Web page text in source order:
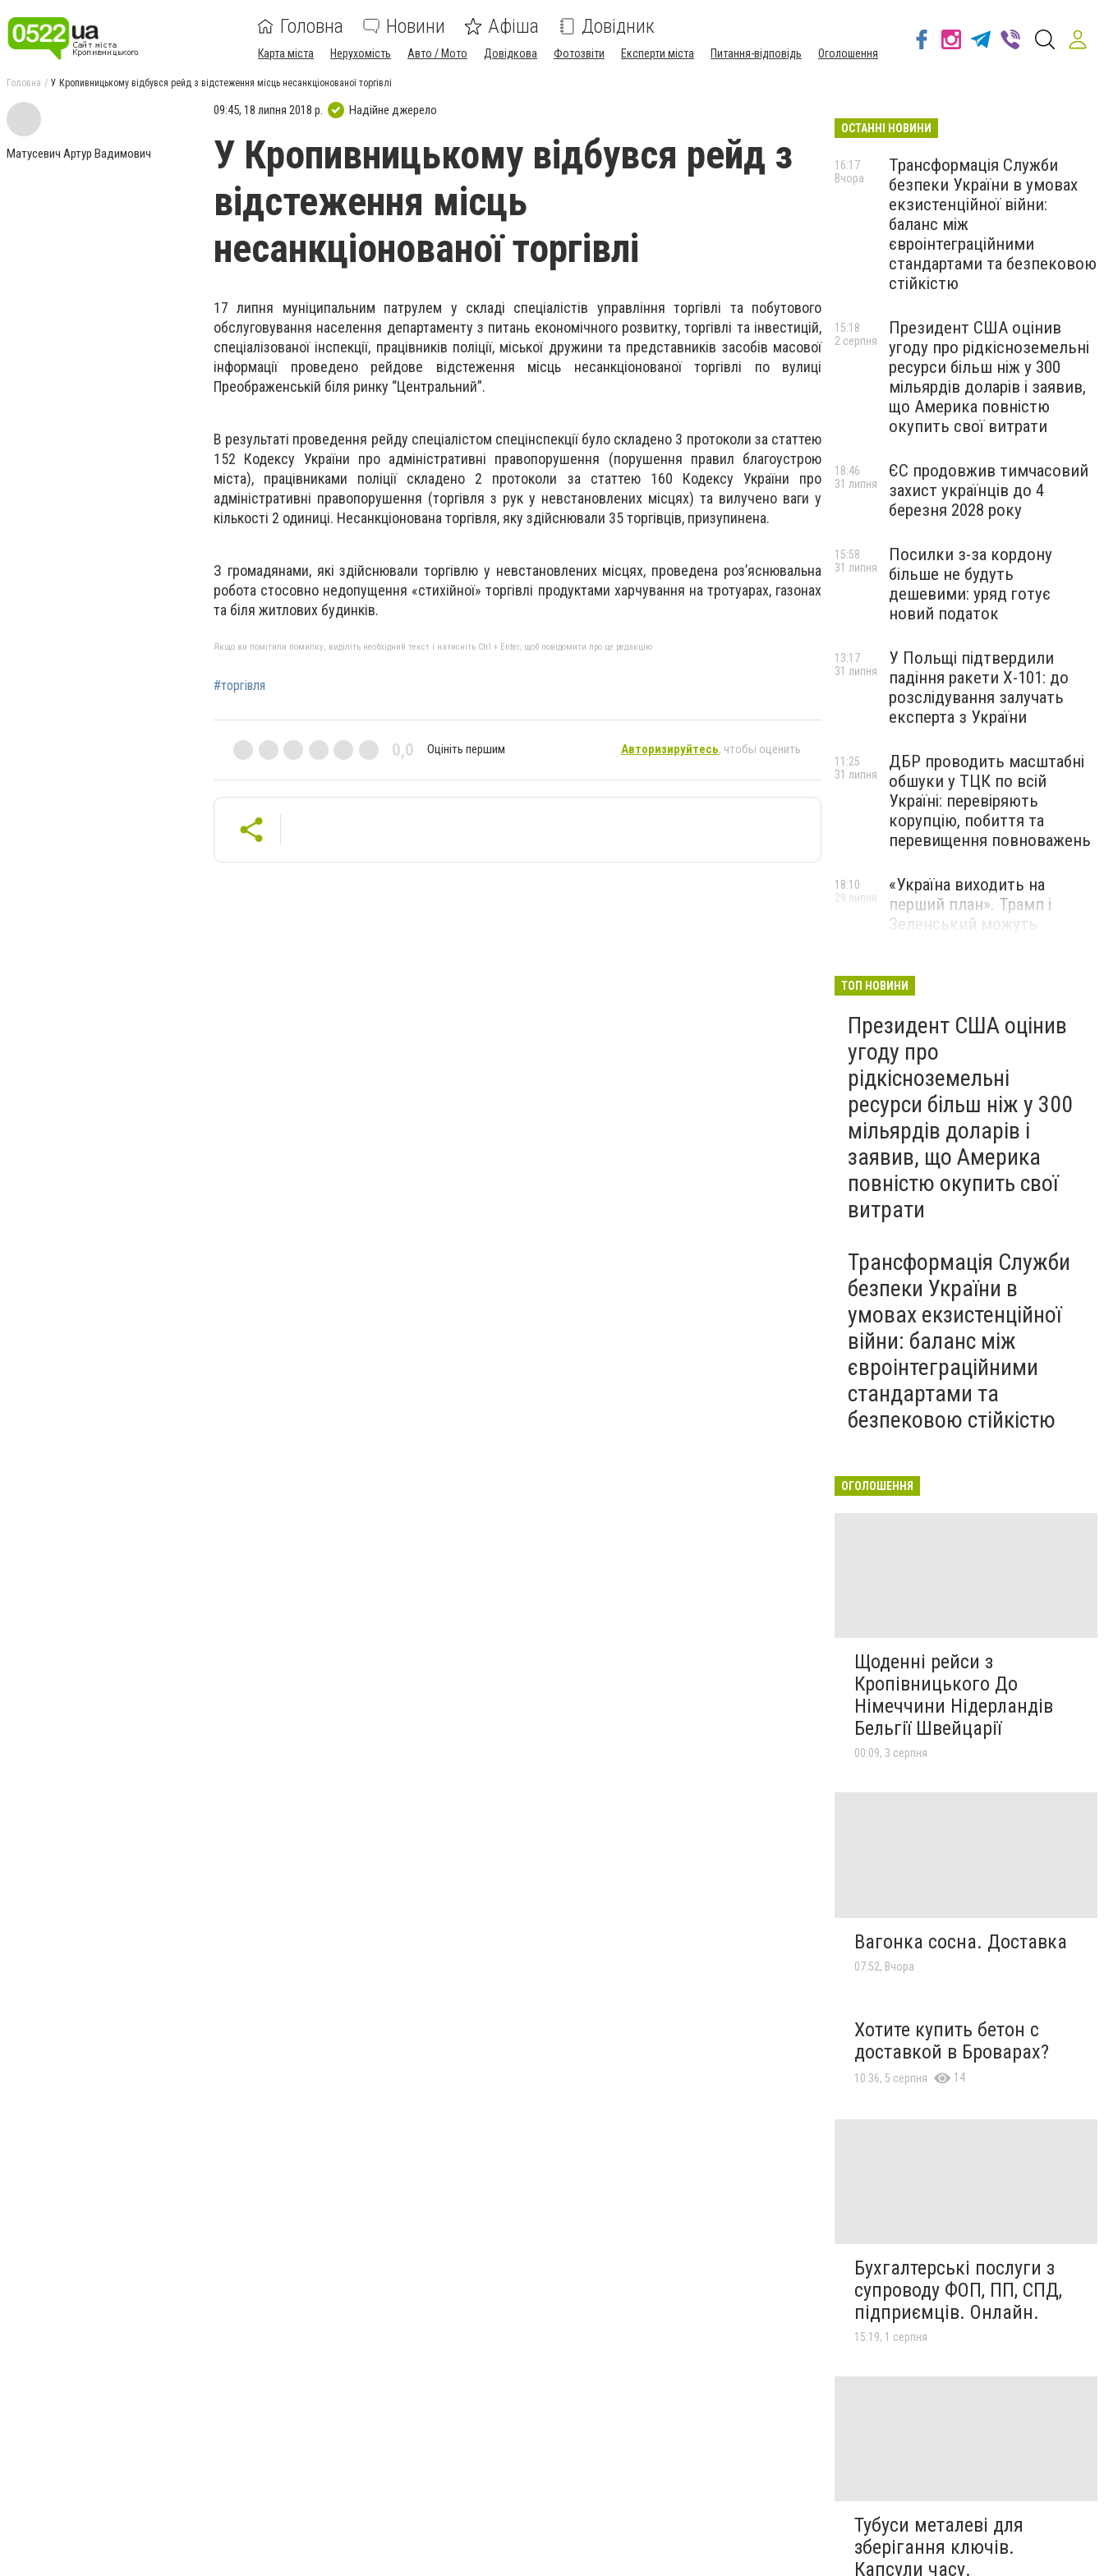
Головна Новини Афіша Довідник
Карта міста Нерухомість Авто / Мото Довідкова Фотозвіти Експерти міста Питання-відповідь Оголошення
Головна У Кропивницькому відбувся рейд з відстеження місць несанкціонованої торгівлі
Матусевич Артур Вадимович
09:45, 18 липня 2018 р. Надійне джерело
У Кропивницькому відбувся рейд з
відстеження місць
несанкціонованої торгівлі
17 липня муніципальним патрулем у складі спеціалістів управління торгівлі та побутового
обслуговування населення департаменту з питань економічного розвитку, торгівлі та інвестицій,
спеціалізованої інспекції, працівників поліції, міської дружини та представників засобів масової
інформації проведено рейдове відстеження місць несанкціонованої торгівлі по вулиці
Преображенській біля ринку “Центральний”.
В результаті проведення рейду спеціалістом спецінспекції було складено 3 протоколи за статтею
152 Кодексу України про адміністративні правопорушення (порушення правил благоустрою
міста), працівниками поліції складено 2 протоколи за статтею 160 Кодексу України про
адміністративні правопорушення (торгівля з рук у невстановлених місцях) та вилучено ваги у
кількості 2 одиниці. Несанкціонована торгівля, яку здійснювали 35 торгівців, призупинена.
З громадянами, які здійснювали торгівлю у невстановлених місцях, проведена роз’яснювальна
робота стосовно недопущення «стихійної» торгівлі продуктами харчування на тротуарах, газонах
та біля житлових будинків.
Якщо ви помітили помилку, виділіть необхідний текст і натисніть Ctrl + Enter, щоб повідомити про це редакцію
#торгівля
0,0 Оцініть першим Авторизируйтесь, чтобы оценить
ОСТАННІ НОВИНИ
Трансформація Служби
безпеки України в умовах
екзистенційної війни:
баланс між
євроінтеграційними
стандартами та безпековою
стійкістю
16:17
Вчора
Президент США оцінив
угоду про рідкісноземельні
ресурси більш ніж у 300
мільярдів доларів і заявив,
що Америка повністю
окупить свої витрати
15:18
2 серпня
ЄС продовжив тимчасовий
захист українців до 4
березня 2028 року
18:46
31 липня
Посилки з-за кордону
більше не будуть
дешевими: уряд готує
новий податок
15:58
31 липня
У Польщі підтвердили
падіння ракети Х-101: до
розслідування залучать
експерта з України
13:17
31 липня
ДБР проводить масштабні
обшуки у ТЦК по всій
Україні: перевіряють
корупцію, побиття та
перевищення повноважень
11:25
31 липня
«Україна виходить на
перший план». Трамп і
Зеленський можуть
18:10
29 липня
навчання зі зміцнення
доброчесності й
ефективного урядування
29 липня
ТОП НОВИНИ
Президент США оцінив
угоду про
рідкісноземельні
ресурси більш ніж у 300
мільярдів доларів і
заявив, що Америка
повністю окупить свої
витрати
Трансформація Служби
безпеки України в
умовах екзистенційної
війни: баланс між
євроінтеграційними
стандартами та
безпековою стійкістю
ОГОЛОШЕННЯ
Щоденні рейси з
Кропівницького До
Німеччини Нідерландів
Бельгії Швейцарії
00:09, 3 серпня
Вагонка сосна. Доставка
07:52, Вчора
Хотите купить бетон с
доставкой в Броварах?
10:36, 5 серпня 14
Бухгалтерські послуги з
супроводу ФОП, ПП, СПД,
підприємців. Онлайн.
15:19, 1 серпня
Тубуси металеві для
зберігання ключів.
Капсули часу.